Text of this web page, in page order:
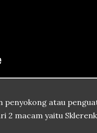
atau
2 macam yaitu